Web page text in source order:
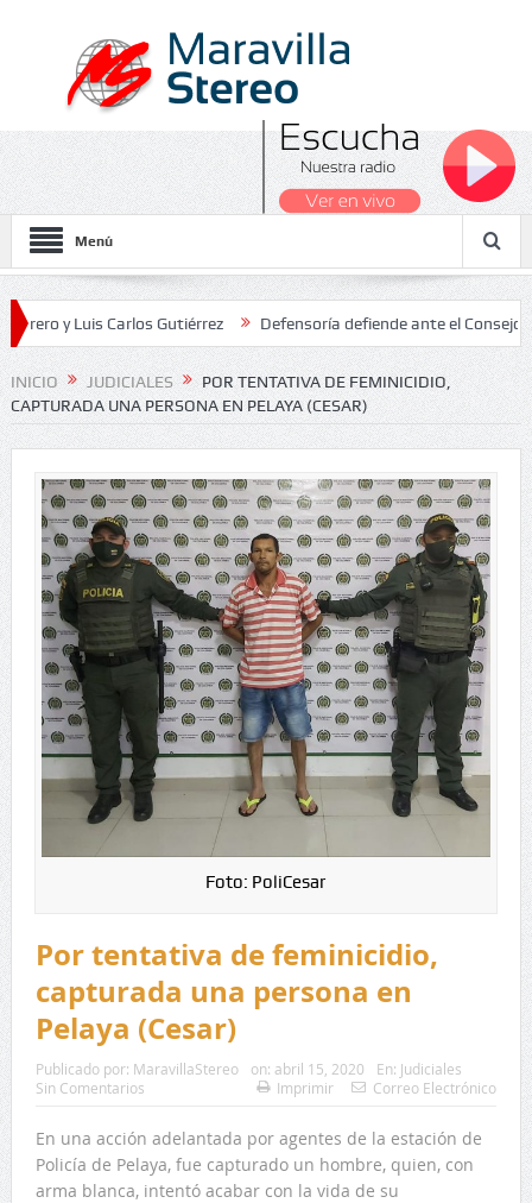
Menú
Carlos Gutiérrez Defensoría defiende ante el Consejo de
Nacionales 2026
INICIO JUDICIALES
POR TENTATIVA DE FEMINICIDIO,
CAPTURADA UNA PERSONA EN PELAYA (CESAR)
Foto: PoliCesar
Por tentativa de feminicidio,
capturada una persona en
Pelaya (Cesar)
Publicado por: MaravillaStereo on: abril 15, 2020 En: Judiciales
Sin Comentarios
Imprimir Correo Electrónico
En una acción adelantada por agentes de la estación de
Policía de Pelaya, fue capturado un hombre, quien, con
arma blanca, intentó acabar con la vida de su